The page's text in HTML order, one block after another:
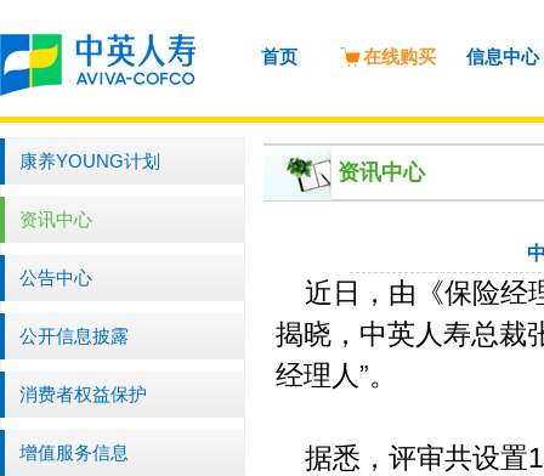
首页 在线购买 信息中心
康养YOUNG计划
资讯中心
公告中心
公开信息披露
消费者权益保护
增值服务信息
资讯中心
近日，由《保险经
揭晓，中英人寿总裁
经理人”。
据悉，评审共设置